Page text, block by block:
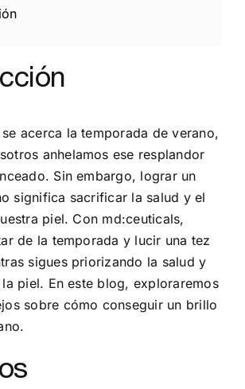
acerca la temporada de verano,
anhelamos ese resplandor
Sin embargo, lograr un
significa sacrificar la salud y el
piel. Con md:ceuticals,
de la temporada y lucir una tez
sigues priorizando la salud y
piel. En este blog, exploraremos
sobre cómo conseguir un brillo